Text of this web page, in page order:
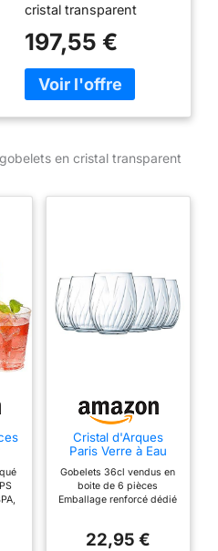
cristal transparent
Capacité : environ 380
ml hauteur 9,8 cm
Diamètre : 9 cm
197,55 €
en cristal transparent
Cristal d'Arques
Paris Verre à Eau
Gobelets 36cl vendus en
boite de 6 pièces
Emballage renforcé dédié
vaisselle pour faciliter le
22,95 €